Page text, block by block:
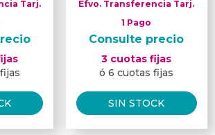
Tarj.
Efvo. Transferencia Tarj.
1 Pago
Consulte precio
3 cuotas fijas
ó 6 cuotas fijas
SIN STOCK